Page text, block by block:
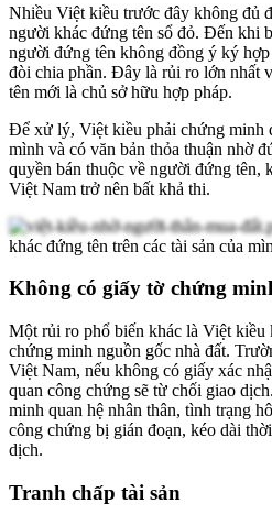
Nhiều Việt kiều trước đây không đủ
người khác đứng tên sổ đỏ. Đến khi
người đứng tên không đồng ý ký
đòi chia phần. Đây là rủi ro lớn nhất
tên mới là chủ sở hữu hợp pháp.
Để xử lý, Việt kiều phải chứng minh
mình và có văn bản thỏa thuận nhờ
quyền bán thuộc về người đứng tên,
Việt Nam trở nên bất khả thi.
khác đứng tên trên các tài sản của
Không có giấy tờ chứng
Một rủi ro phổ biến khác là Việt
chứng minh nguồn gốc nhà đất.
Việt Nam, nếu không có giấy xác
quan công chứng sẽ từ chối giao
minh quan hệ nhân thân, tình trạng
công chứng bị gián đoạn, kéo dài
dịch.
Tranh chấp tài sản